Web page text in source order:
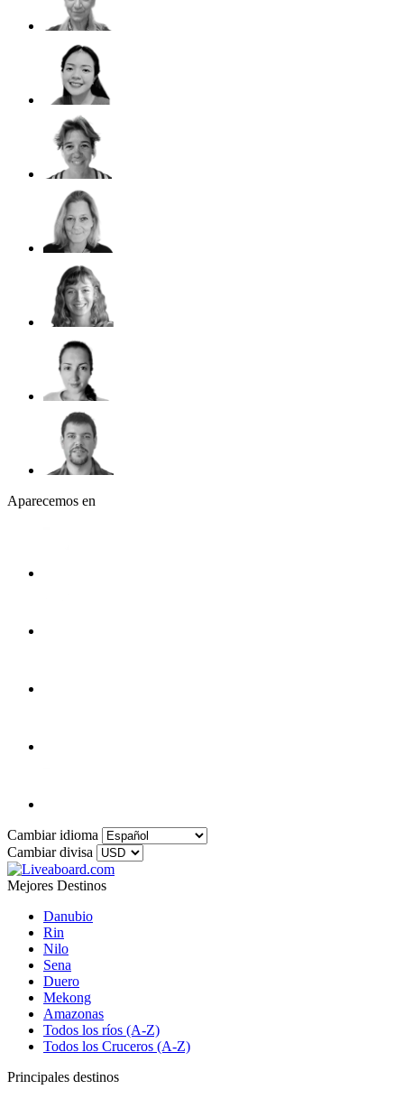
Aparecemos en
Cambiar idioma
Cambiar divisa
Mejores Destinos
Danubio
Rin
Nilo
Sena
Duero
Mekong
Amazonas
Todos los ríos (A-Z)
Todos los Cruceros (A-Z)
Principales destinos